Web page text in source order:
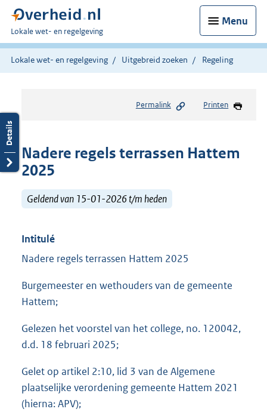
Menu
U
bent
hier:
Lokale wet- en regelgeving
Lokale wet- en regelgeving Uitgebreid zoeken Regeling
Permalink Printen
Nadere regels terrassen Hattem
2025
Geldend van 15-01-2026 t/m heden
Intitulé
Nadere regels terrassen Hattem 2025
Burgemeester en wethouders van de gemeente
Hattem;
Gelezen het voorstel van het college, no. 120042,
d.d. 18 februari 2025;
Gelet op artikel 2:10, lid 3 van de Algemene
plaatselijke verordening gemeente Hattem 2021
(hierna: APV);